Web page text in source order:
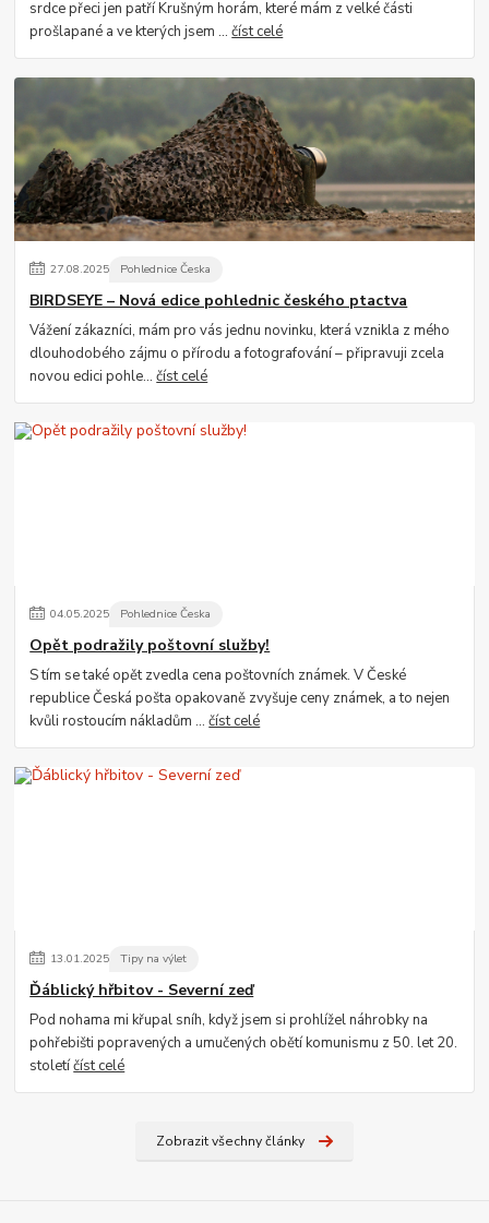
srdce přeci jen patří Krušným horám, které mám z velké části
prošlapané a ve kterých jsem ...číst celé
27.08.2025 Pohlednice Česka
BIRDSEYE – Nová edice pohlednic českého ptactva
Vážení zákazníci, mám pro vás jednu novinku, která vznikla z mého
dlouhodobého zájmu o přírodu a fotografování – připravuji zcela
novou edici pohle...číst celé
04.05.2025 Pohlednice Česka
Opět podražily poštovní služby!
S tím se také opět zvedla cena poštovních známek. V České
republice Česká pošta opakovaně zvyšuje ceny známek, a to nejen
kvůli rostoucím nákladům ...číst celé
13.01.2025 Tipy na výlet
Ďáblický hřbitov - Severní zeď
Pod nohama mi křupal sníh, když jsem si prohlížel náhrobky na
pohřebišti popravených a umučených obětí komunismu z 50. let 20.
stoletíčíst celé
Zobrazit všechny články